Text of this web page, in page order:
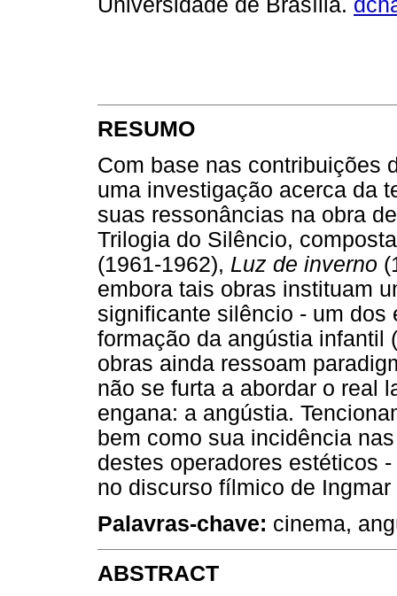
Universidade de Brasília.
RESUMO
Com base nas contribuições
uma investigação acerca da
suas ressonâncias na obra
Trilogia do Silêncio,
(1961-1962), Luz de inverno
embora tais obras instituam
significante silêncio - um dos
formação da angústia infantil
obras ainda ressoam
não se furta a abordar o real
engana: a angústia.
bem como sua incidência
destes operadores estéticos
no discurso fílmico de Ingmar
Palavras-chave: cinema,
ABSTRACT